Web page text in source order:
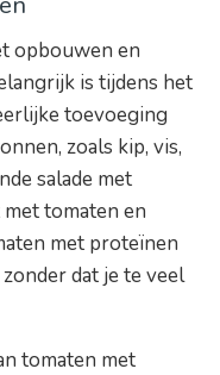
opbouwen en
is tijdens het
toevoeging
zoals kip, vis,
salade met
tomaten en
met proteïnen
dat je te veel
tomaten met